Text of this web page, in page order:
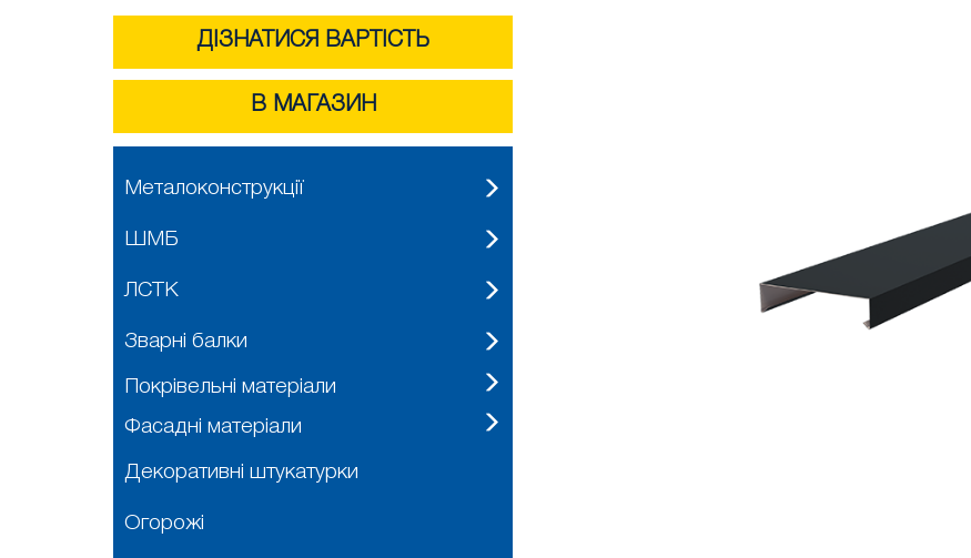
ДІЗНАТИСЯ ВАРТІСТЬ
В МАГАЗИН
Металоконструкції
ШМБ
ЛСТК
Зварні балки
Покрівельні матеріали
Фасадні матеріали
Декоративні штукатурки
Огорожі